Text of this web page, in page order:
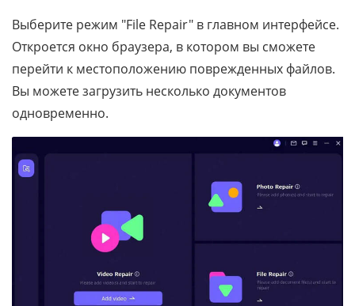
Выберите режим "File Repair" в главном интерфейсе.
Откроется окно браузера, в котором вы сможете
перейти к местоположению поврежденных файлов.
Вы можете загрузить несколько документов
одновременно.